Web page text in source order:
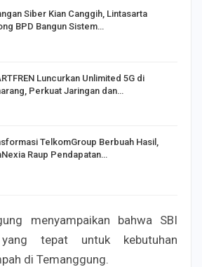
Siber Kian Canggih, Lintasarta
BPD Bangun Sistem…
Luncurkan Unlimited 5G di
Perkuat Jaringan dan…
TelkomGroup Berbuah Hasil,
Raup Pendapatan…
menyampaikan bahwa SBI
tepat untuk kebutuhan
di Temanggung.